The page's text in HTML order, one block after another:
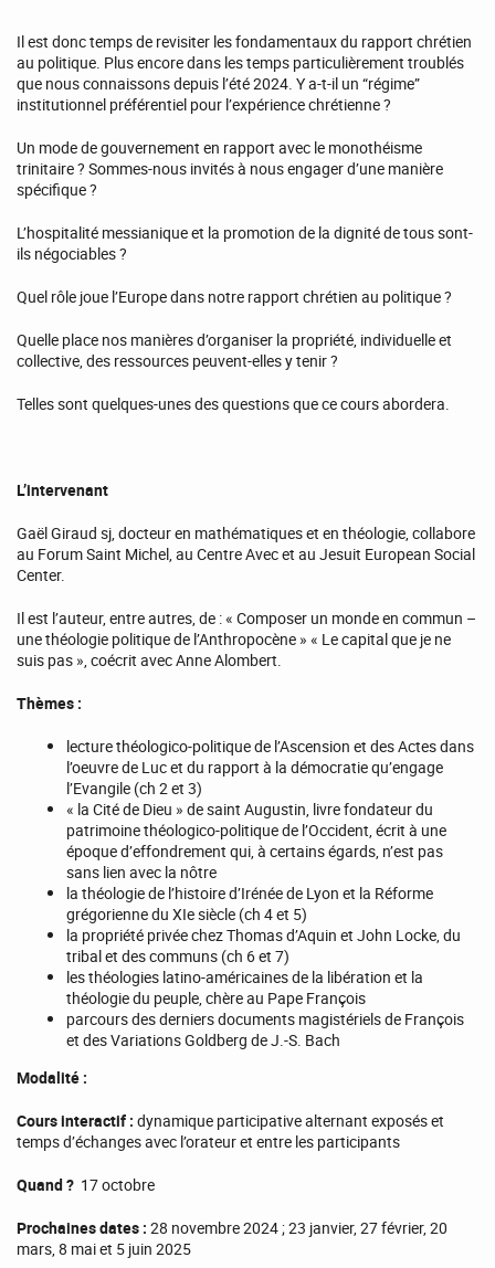
Il est donc temps de revisiter les fondamentaux du rapport chrétien
au politique. Plus encore dans les temps particulièrement troublés
que nous connaissons depuis l’été 2024. Y a-t-il un “régime”
institutionnel préférentiel pour l’expérience chrétienne ?
Un mode de gouvernement en rapport avec le monothéisme
trinitaire ? Sommes-nous invités à nous engager d’une manière
spécifique ?
L’hospitalité messianique et la promotion de la dignité de tous sont-
ils négociables ?
Quel rôle joue l’Europe dans notre rapport chrétien au politique ?
Quelle place nos manières d’organiser la propriété, individuelle et
collective, des ressources peuvent-elles y tenir ?
Telles sont quelques-unes des questions que ce cours abordera.
L’intervenant
Gaël Giraud sj, docteur en mathématiques et en théologie, collabore
au Forum Saint Michel, au Centre Avec et au Jesuit European Social
Center.
Il est l’auteur, entre autres, de : « Composer un monde en commun –
une théologie politique de l’Anthropocène » « Le capital que je ne
suis pas », coécrit avec Anne Alombert.
Thèmes :
lecture théologico-politique de l’Ascension et des Actes dans
l’oeuvre de Luc et du rapport à la démocratie qu’engage
l’Evangile (ch 2 et 3)
« la Cité de Dieu » de saint Augustin, livre fondateur du
patrimoine théologico-politique de l’Occident, écrit à une
époque d’effondrement qui, à certains égards, n’est pas
sans lien avec la nôtre
la théologie de l’histoire d’Irénée de Lyon et la Réforme
grégorienne du XIe siècle (ch 4 et 5)
la propriété privée chez Thomas d’Aquin et John Locke, du
tribal et des communs (ch 6 et 7)
les théologies latino-américaines de la libération et la
théologie du peuple, chère au Pape François
parcours des derniers documents magistériels de François
et des Variations Goldberg de J.-S. Bach
Modalité :
Cours interactif : dynamique participative alternant exposés et
temps d’échanges avec l’orateur et entre les participants
Quand ? 17 octobre
Prochaines dates : 28 novembre 2024 ; 23 janvier, 27 février, 20
mars, 8 mai et 5 juin 2025